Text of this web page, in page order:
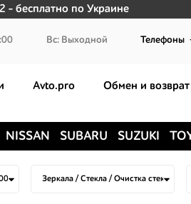
- бесплатно по Украине
Вс: Выходной Телефоны
Avto.pro Обмен и возврат
NISSAN SUBARU SUZUKI